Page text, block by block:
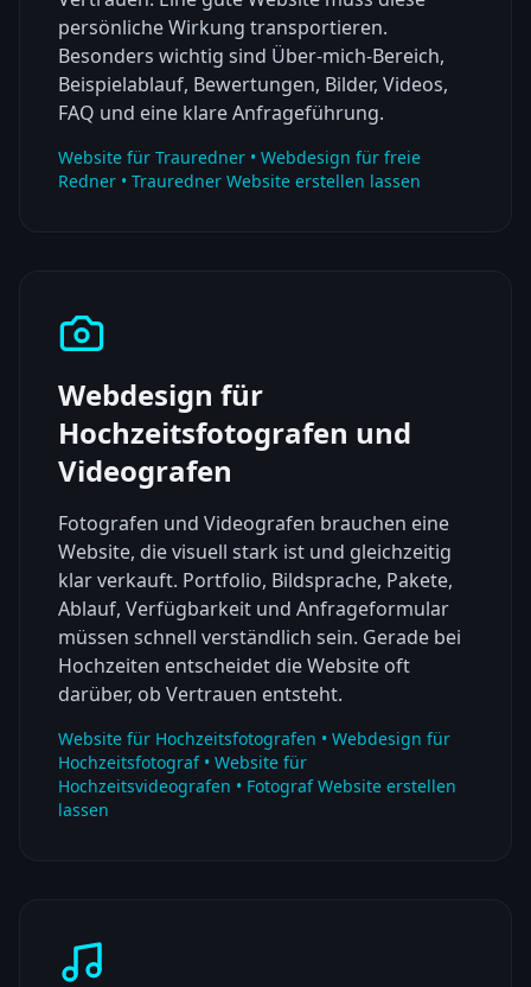
persönliche Wirkung transportieren.
Besonders wichtig sind Über-mich-Bereich,
Beispielablauf, Bewertungen, Bilder, Videos,
FAQ und eine klare Anfrageführung.
Website für Trauredner • Webdesign für freie
Redner • Trauredner Website erstellen lassen
Webdesign für
Hochzeitsfotografen und
Videografen
Fotografen und Videografen brauchen eine
Website, die visuell stark ist und gleichzeitig
klar verkauft. Portfolio, Bildsprache, Pakete,
Ablauf, Verfügbarkeit und Anfrageformular
müssen schnell verständlich sein. Gerade bei
Hochzeiten entscheidet die Website oft
darüber, ob Vertrauen entsteht.
Website für Hochzeitsfotografen • Webdesign für
Hochzeitsfotograf • Website für
Hochzeitsvideografen • Fotograf Website erstellen
lassen